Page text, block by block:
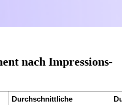
nach Impressions-
Durchschnittliche